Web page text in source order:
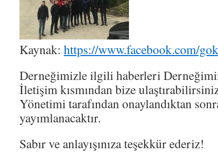
Kaynak: https://www.facebook.com/
Derneğimizle ilgili haberleri
İletişim kısmından bize
Yönetimi tarafından onaylandıktan
yayımlanacaktır.
Sabır ve anlayışınıza teşekkür ederiz!